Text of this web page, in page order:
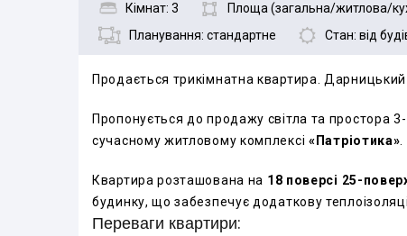
Кімнат: 3 Площа (загальна/житлова/
Планування: стандартне
Стан: від
Продається трикімнатна квартира.
Пропонується до продажу світла та простора
сучасному житловому комплексі «Патріотика».
Квартира розташована на 18 поверсі 25-
будинку, що забезпечує додаткову
Переваги квартири: